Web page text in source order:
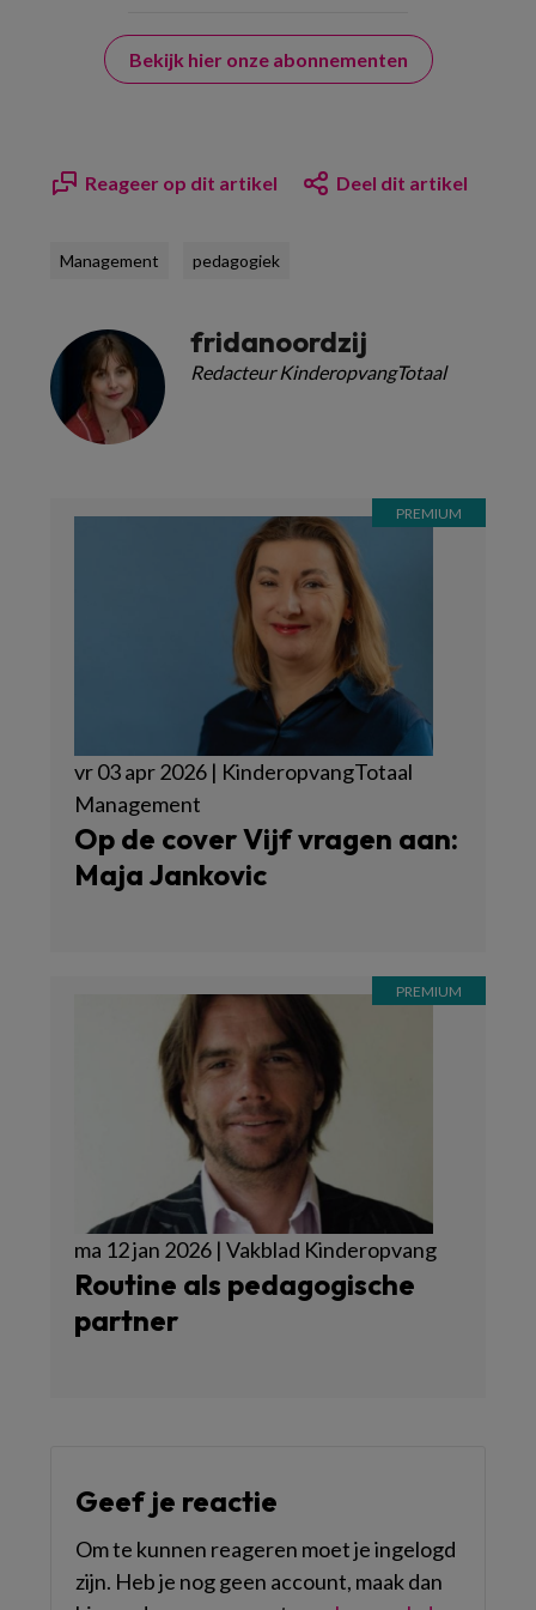
Bekijk hier onze abonnementen
Reageer op dit artikel Deel dit artikel
Management pedagogiek
fridanoordzij
Redacteur KinderopvangTotaal
vr 03 apr 2026 | KinderopvangTotaal
Management
Op de cover Vijf vragen aan:
Maja Jankovic
ma 12 jan 2026 | Vakblad Kinderopvang
Routine als pedagogische
partner
Geef je reactie
Om te kunnen reageren moet je ingelogd
zijn. Heb je nog geen account, maak dan